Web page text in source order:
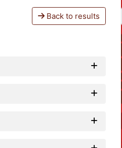
Back to results